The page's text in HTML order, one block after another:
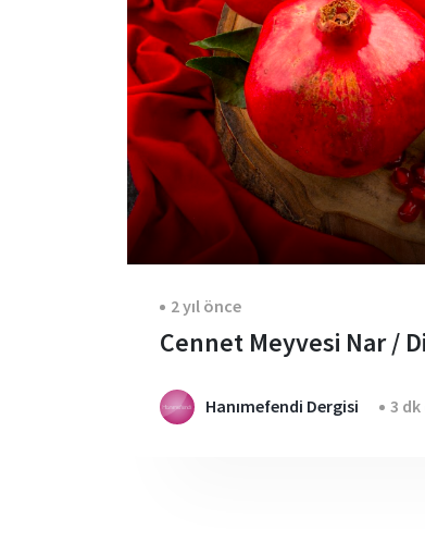
2 yıl önce
Cennet Meyvesi Nar /
Hanımefendi Dergisi 3